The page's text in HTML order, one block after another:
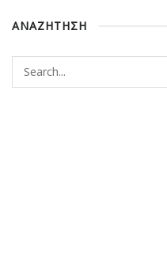
ΑΝΑΖΗΤΗΣΗ